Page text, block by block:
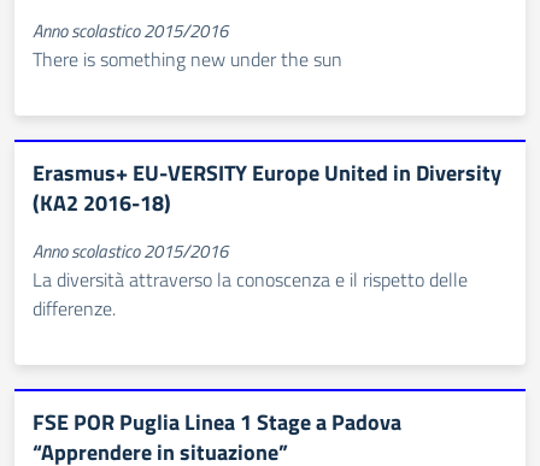
Anno scolastico 2015/2016
There is something new under the sun
Erasmus+ EU-VERSITY Europe United in Diversity
(KA2 2016-18)
Anno scolastico 2015/2016
La diversità attraverso la conoscenza e il rispetto delle
differenze.
FSE POR Puglia Linea 1 Stage a Padova
“Apprendere in situazione”